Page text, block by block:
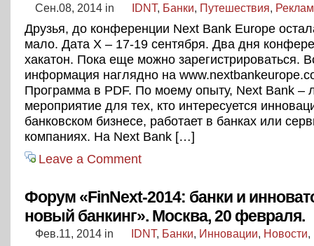
Сен.08, 2014 in IDNT, Банки, Путешествия,
Друзья, до конференции Next Bank Europe
мало. Дата Х – 17-19 сентября. Два дня
хакатон. Пока еще можно зарегистрироваться.
информация наглядно на
Программа в PDF. По моему опыту, Next Bank –
мероприятие для тех, кто интересуется
банковском бизнесе, работает в банках или
компаниях. На Next Bank […]
Leave a Comment
Форум «FinNext-2014: банки и
новый банкинг». Москва, 20 февраля.
Фев.11, 2014 in IDNT, Банки, Инновации, Новости,